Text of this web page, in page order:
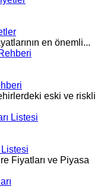
en önemli...
eski ve riskli
Fiyatları ve Piyasa